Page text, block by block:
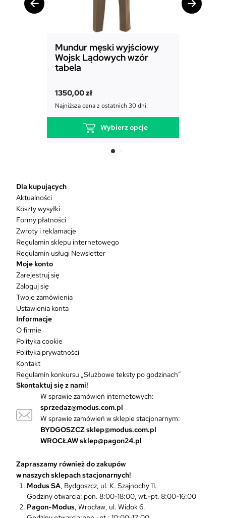
Mundur męski wyjściowy
Wojsk Lądowych wzór
tabela
1350,00zł
Najniższa cena z ostatnich 30 dni:
Wybierz opcje
e
m
n
ó
w
.
O
p
j
e
m
o
ż
n
Dla kupujących
Aktualności
Koszty wysyłki
Formy płatności
Zwroty i reklamacje
Regulamin sklepu internetowego
Regulamin usługi Newsletter
Moje konto
Zarejestruj się
Zaloguj się
Twoje zamówienia
Ustawienia konta
Informacje
O firmie
Polityka cookie
Polityka prywatności
Kontakt
Regulamin konkursu „Służbowe teksty po godzinach”
Skontaktuj się z nami!
W sprawie zamówień internetowych:
sprzedaz@modus.com.pl
W sprawie zamówień w sklepie stacjonarnym:
BYDGOSZCZsklep@modus.com.pl
WROCŁAWsklep@pagon24.pl
Zapraszamy również do zakupów
w naszych sklepach stacjonarnych!
Modus SA, Bydgoszcz, ul. K. Szajnochy 11.
Godziny otwarcia: pon. 8:00-18:00, wt.-pt. 8:00-16:00
Pagon-Modus, Wrocław, ul. Widok 6.